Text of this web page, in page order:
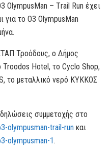
OlympusMan – Τrail Run έχει
για το O3 ΟlympusMan
Τροόδους, ο Δήμος
Hotel, το Cyclo Shop,
το μεταλλικό νερό ΚΥΚΚΟΣ
συμμετοχής στο
olympusman-trail-run και
olympusman-1.